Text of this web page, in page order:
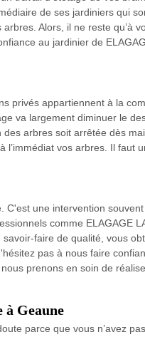
de ses jardiniers qui
Alors, il ne reste qu’à
au jardinier de
privés appartiennent à la
va largement diminuer le
arbres soit arrêtée dès
l’immédiat vos arbres. Il faut
C'est une intervention souvent
comme ELAGAGE
faire de qualité, vous
pas à nous faire
prenons en soin de
à Geaune
parce que vous n’avez